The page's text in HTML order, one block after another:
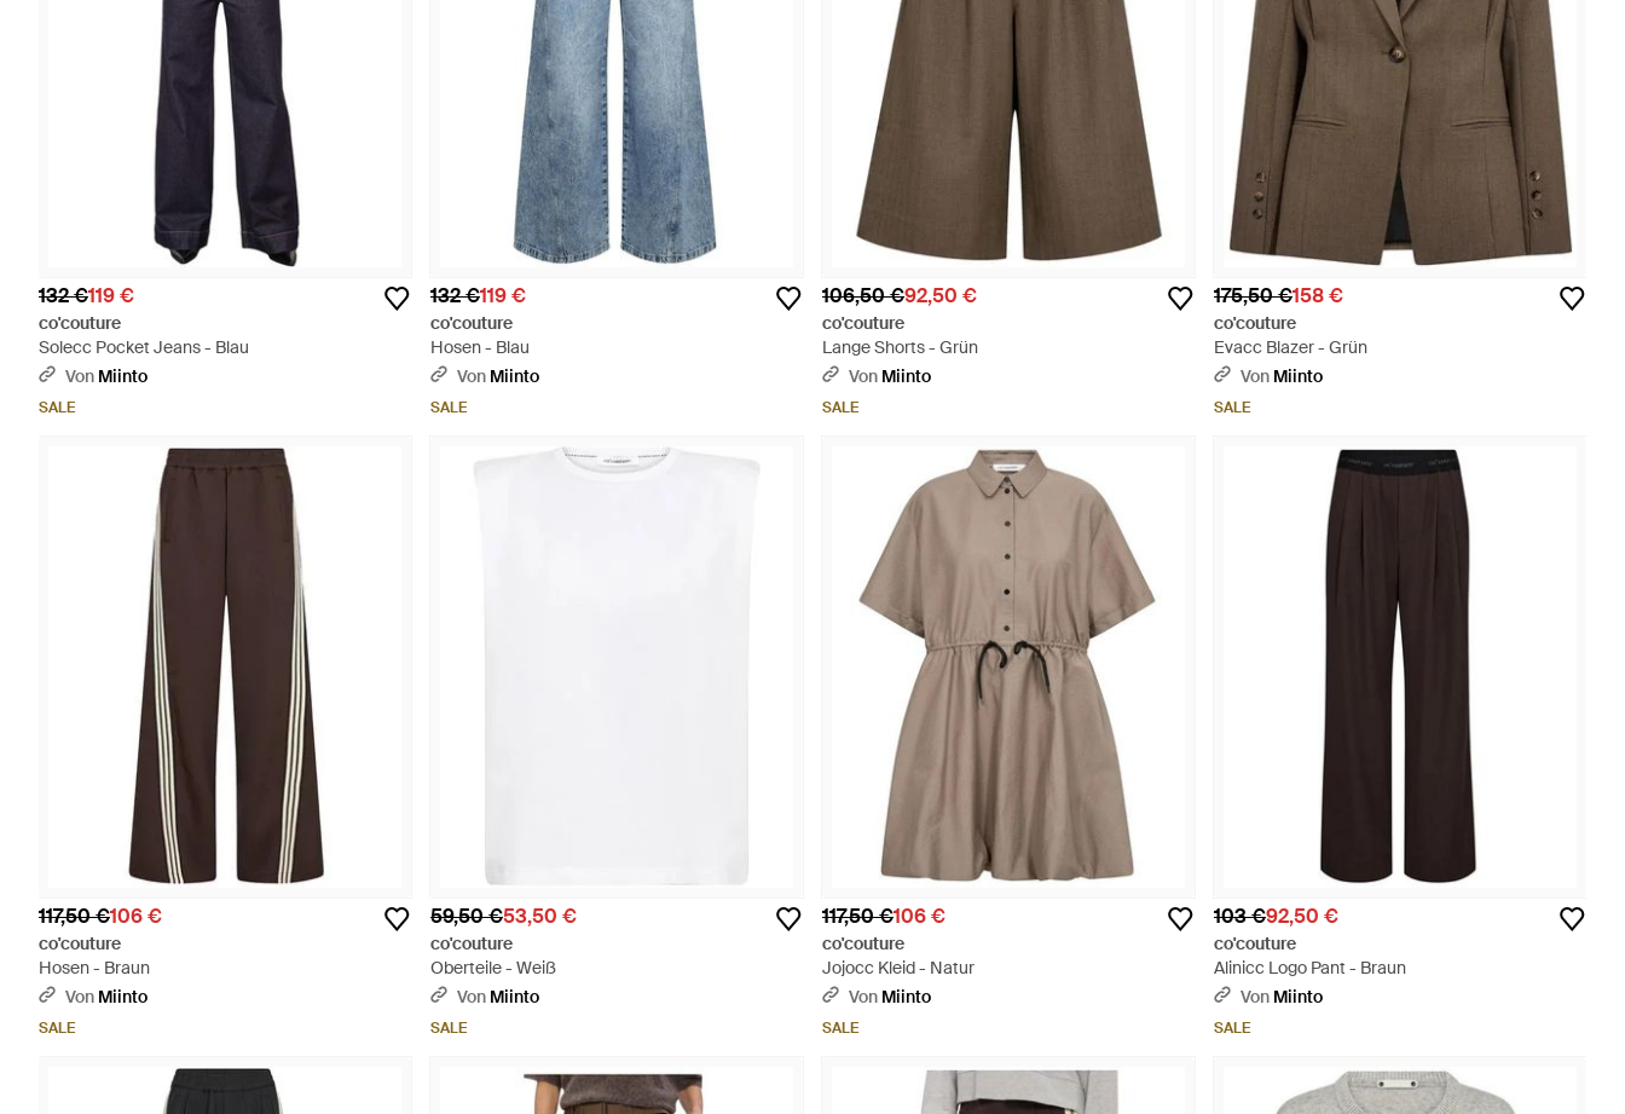
132 €119 €
co'couture
Solecc Pocket Jeans - Blau
Von Miinto
SALE
132 €119 €
co'couture
Hosen - Blau
Von Miinto
SALE
106,50 €92,50 €
co'couture
Lange Shorts - Grün
Von Miinto
SALE
175,50 €158 €
co'couture
Evacc Blazer - Grün
Von Miinto
SALE
117,50 €106 €
co'couture
Hosen - Braun
Von Miinto
SALE
59,50 €53,50 €
co'couture
Oberteile - Weiß
Von Miinto
SALE
117,50 €106 €
co'couture
Jojocc Kleid - Natur
Von Miinto
SALE
103 €92,50 €
co'couture
Alinicc Logo Pant - Braun
Von Miinto
SALE